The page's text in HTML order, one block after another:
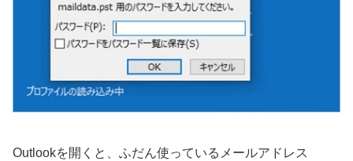
Outlookを開くと、ふだん使っているメールアドレス